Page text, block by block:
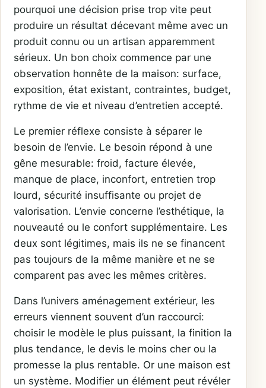
pourquoi une décision prise trop vite peut
produire un résultat décevant même avec un
produit connu ou un artisan apparemment
sérieux. Un bon choix commence par une
observation honnête de la maison: surface,
exposition, état existant, contraintes, budget,
rythme de vie et niveau d’entretien accepté.
Le premier réflexe consiste à séparer le
besoin de l’envie. Le besoin répond à une
gêne mesurable: froid, facture élevée,
manque de place, inconfort, entretien trop
lourd, sécurité insuffisante ou projet de
valorisation. L’envie concerne l’esthétique, la
nouveauté ou le confort supplémentaire. Les
deux sont légitimes, mais ils ne se financent
pas toujours de la même manière et ne se
comparent pas avec les mêmes critères.
Dans l’univers aménagement extérieur, les
erreurs viennent souvent d’un raccourci:
choisir le modèle le plus puissant, la finition la
plus tendance, le devis le moins cher ou la
promesse la plus rentable. Or une maison est
un système. Modifier un élément peut révéler